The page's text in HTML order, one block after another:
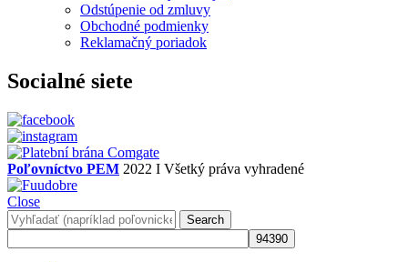
Odstúpenie od zmluvy
Obchodné podmienky
Reklamačný poriadok
Socialné siete
Poľovníctvo PEM 2022 I Všetký práva vyhradené
Close
Search